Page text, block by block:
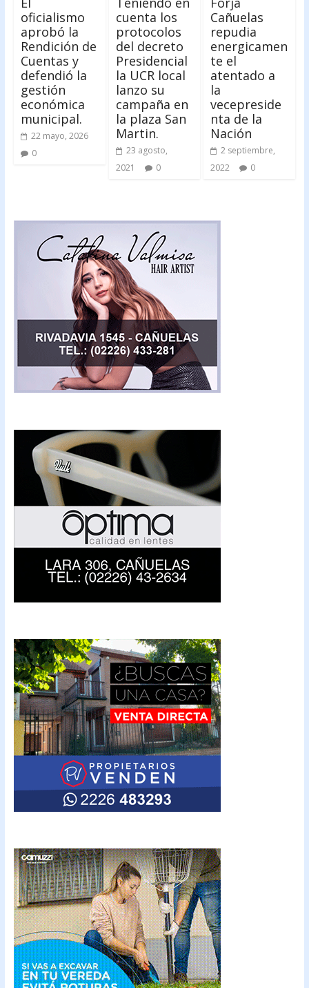
oficialismo
aprobó la
Rendición de
Cuentas y
defendió la
gestión
económica
municipal.
22 mayo, 2026
0
cuenta los
protocolos
del decreto
Presidencial
la UCR local
lanzo su
campaña en
la plaza San
Martin.
23 agosto,
2021
0
Cañuelas
repudia
energicamen
te el
atentado a
la
vecepreside
nta de la
Nación
2 septiembre,
2022
0